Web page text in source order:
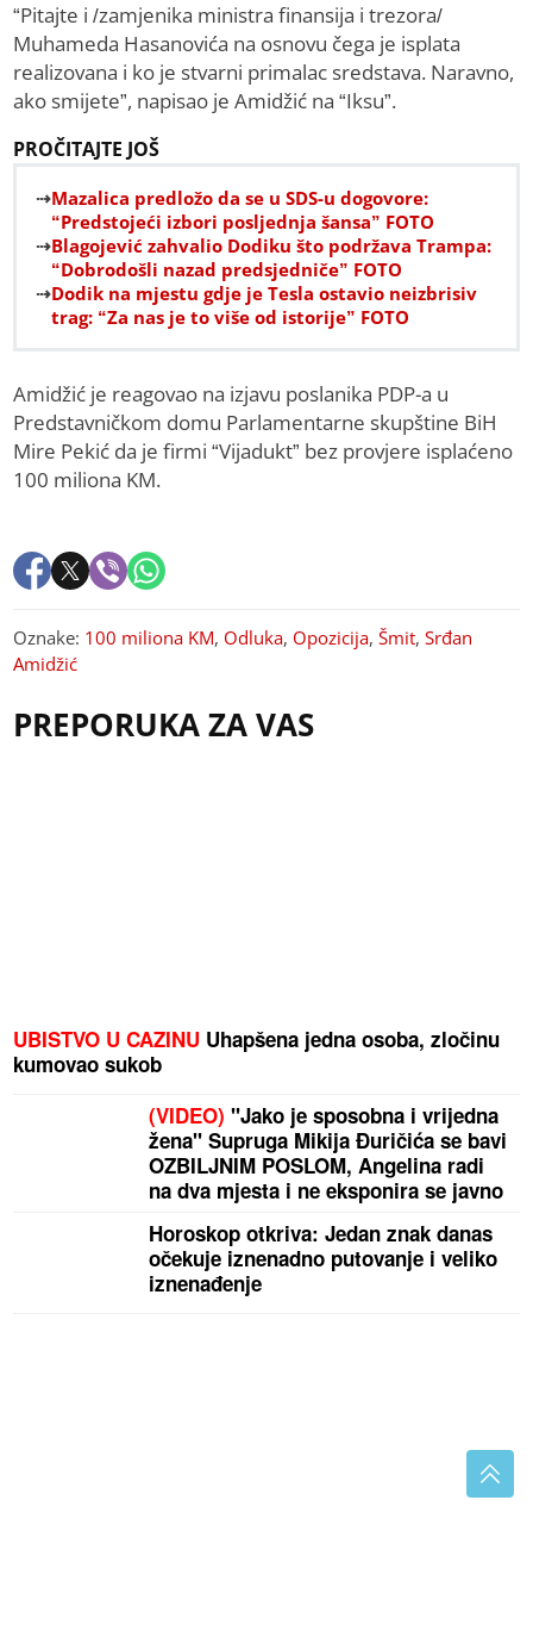
“Pitajte i /zamjenika ministra finansija i trezora/
Muhameda Hasanovića na osnovu čega je isplata
realizovana i ko je stvarni primalac sredstava. Naravno,
ako smijete”, napisao je Amidžić na “Iksu”.
PROČITAJTE JOŠ
Mazalica predložo da se u SDS-u dogovore:
“Predstojeći izbori posljednja šansa” FOTO
Blagojević zahvalio Dodiku što podržava Trampa:
“Dobrodošli nazad predsjedniče” FOTO
Dodik na mjestu gdje je Tesla ostavio neizbrisiv
trag: “Za nas je to više od istorije” FOTO
Amidžić je reagovao na izjavu poslanika PDP-a u
Predstavničkom domu Parlamentarne skupštine BiH
Mire Pekić da je firmi “Vijadukt” bez provjere isplaćeno
100 miliona KM.
Oznake: 100 miliona KM, Odluka, Opozicija,Šmit,Srđan
Amidžić
PREPORUKA ZA VAS
UBISTVO U CAZINU Uhapšena jedna osoba, zločinu
kumovao sukob
(VIDEO) "Jako je sposobna i vrijedna
žena" Supruga Mikija Đuričića se bavi
OZBILJNIM POSLOM, Angelina radi
na dva mjesta i ne eksponira se javno
Horoskop otkriva: Jedan znak danas
očekuje iznenadno putovanje i veliko
iznenađenje